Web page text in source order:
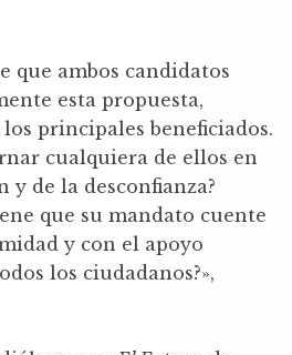
que ambos candidatos
esta propuesta,
principales beneficiados.
cualquiera de ellos en
de la desconfianza?
que su mandato cuente
y con el apoyo
los ciudadanos?»,